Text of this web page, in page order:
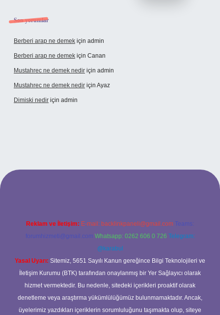
Son yorumlar
Berberi arap ne demek için admin
Berberi arap ne demek için Canan
Mustahrec ne demek nedir için admin
Mustahrec ne demek nedir için Ayaz
Dimiski nedir için admin
tulipbett.net/
Reklam ve İletişim: E-mail: backlinkpaneli@gmail.com Teams:
forumhizmeti@gmail.com Whatsapp: 0262 606 0 726 Telegram:
@karabul
Yasal Uyarı: Sitemiz, 5651 Sayılı Kanun gereğince Bilgi Teknolojileri ve
İletişim Kurumu (BTK) tarafından onaylanmış bir Yer Sağlayıcı olarak
hizmet vermektedir. Bu nedenle, sitedeki içerikleri proaktif olarak
denetleme veya araştırma yükümlülüğümüz bulunmamaktadır. Ancak,
üyelerimiz yazdıkları içeriklerin sorumluluğunu taşımakta olup, siteye